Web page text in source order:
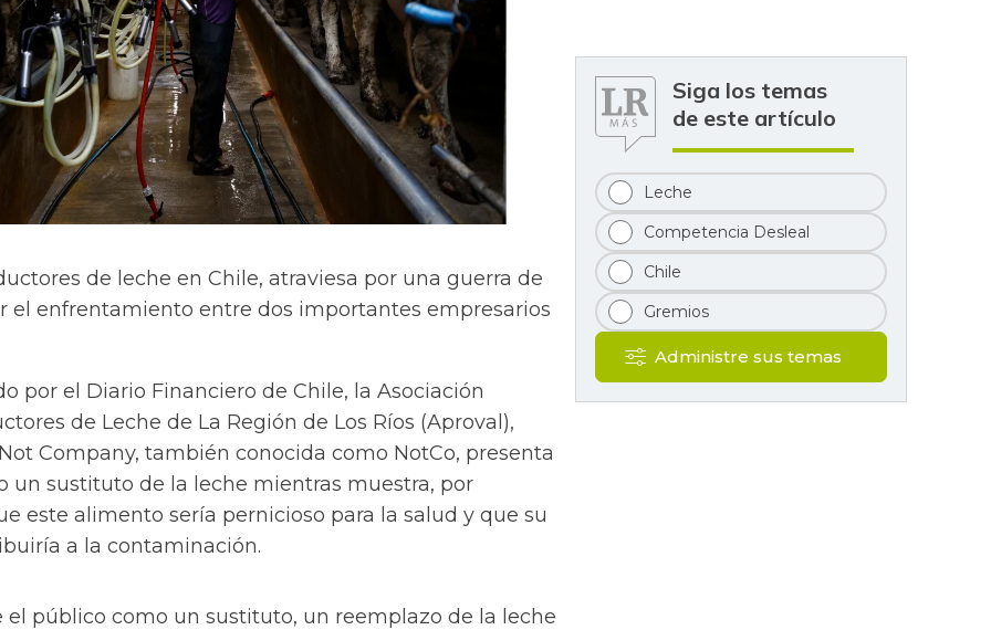
de leche en Chile, atraviesa por una guerra de
el enfrentamiento entre dos importantes empresarios
por el Diario Financiero de Chile, la Asociación
de Leche de La Región de Los Ríos (Aproval),
Company, también conocida como NotCo, presenta
un sustituto de la leche mientras muestra, por
este alimento sería pernicioso para la salud y que su
a la contaminación.
el público como un sustituto, un reemplazo de la leche
Siga los temas
de este artículo
Leche
Competencia Desleal
Chile
Gremios
Administre sus temas